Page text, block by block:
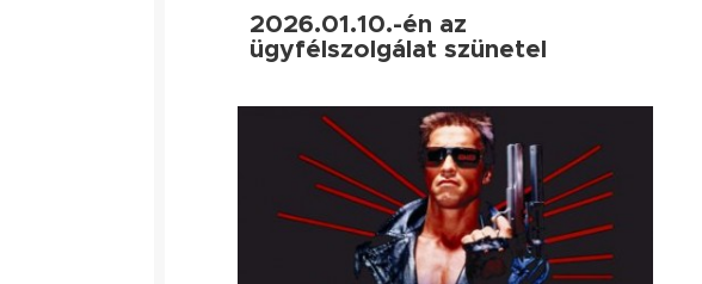
2026.01.10.-én az
ügyfélszolgálat szünetel